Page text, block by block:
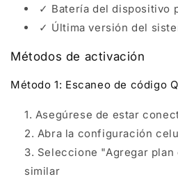
✓ Batería del dispositivo
✓ Última versión del
Métodos de activación
Método 1: Escaneo de código
Asegúrese de estar
Abra la configuración
Seleccione "Agregar
similar